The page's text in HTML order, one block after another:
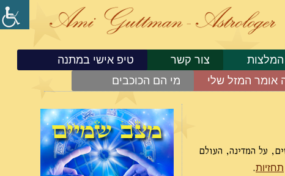
המלצות צור קשר
טיפ אישי במתנה
אומר המזל שלי מי הם הכוכבים
על המדינה, העולם
תחזיות.